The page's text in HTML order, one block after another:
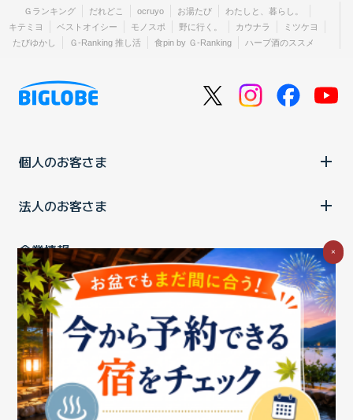
Ｇランキング だれどこ ocruyo お湯たび
わたしと、暮らし。
キテミヨ
ベストオイシー モノスポ 野に行く。 カウナラ
ミツケヨ
たびゆかし
Ｇ-Ranking 推し活 食pin by Ｇ-Ranking ハーブ酒のススメ
個人のお客さま
法人のお客さま
企業情報
ご利用中の方
お問い合わせ消費税の表示 ウェブアクセシビリティの取り組み
個人情報保護ポリシープライバシーポータル
Cookieポリシー
特定商取引法に基づく表記情報セキュリティ基本方針
商標についてBIGLOBEトップ
×